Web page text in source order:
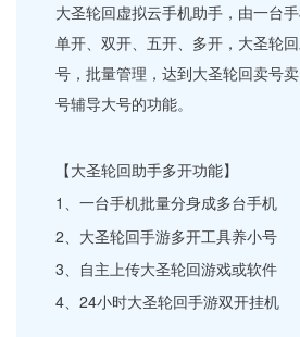
大圣轮回虚拟云手机助手，由一台
单开、双开、五开、多开，大圣轮
号，批量管理，达到大圣轮回卖号
号辅导大号的功能。
【大圣轮回助手多开功能】
1、一台手机批量分身成多台手机
2、大圣轮回手游多开工具养小号
3、自主上传大圣轮回游戏或软件
4、24小时大圣轮回手游双开挂机